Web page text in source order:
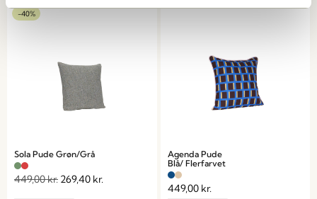
-40%
Sola Pude Grøn/Grå
449,00kr. 269,40 kr.
Agenda Pude
Blå/ Flerfarvet
449,00 kr.